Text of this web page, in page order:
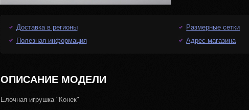
Доставка в регионы
Размерные сетки
Полезная информация
Адрес магазина
ОПИСАНИЕ МОДЕЛИ
Елочная игрушка "Конек"